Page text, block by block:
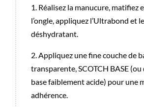
1. Réalisez la manucure, matifiez
l’ongle, appliquez l’Ultrabond et le
déshydratant.
2. Appliquez une fine couche de
transparente, SCOTCH BASE (ou
base faiblement acide) pour une
adhérence.